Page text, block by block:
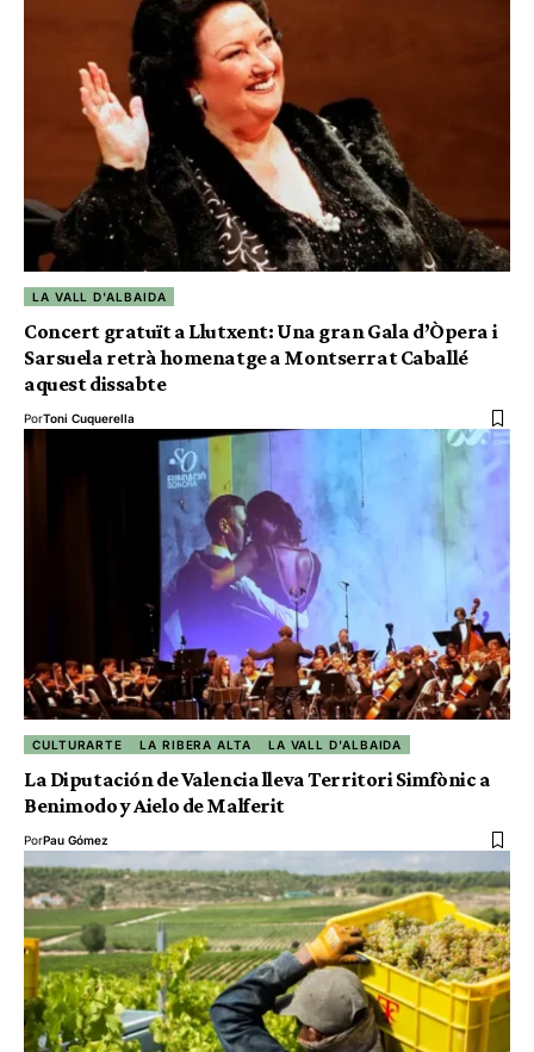
LA VALL D'ALBAIDA
Concert gratuït a Llutxent: Una gran Gala d’Òpera i
Sarsuela retrà homenatge a Montserrat Caballé
aquest dissabte
PorToni Cuquerella
CULTURARTE LA RIBERA ALTA LA VALL D'ALBAIDA
La Diputación de Valencia lleva Territori Simfònic a
Benimodo y Aielo de Malferit
PorPau Gómez